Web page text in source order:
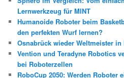
Lernwerkzeug für MINT
Humanoide Roboter beim
den perfekten Wurf lernen?
Osnabrück wieder Weltmeister
Vention und Teradyne Robotics
bei Roboterzellen
RoboCup 2050: Werden Roboter